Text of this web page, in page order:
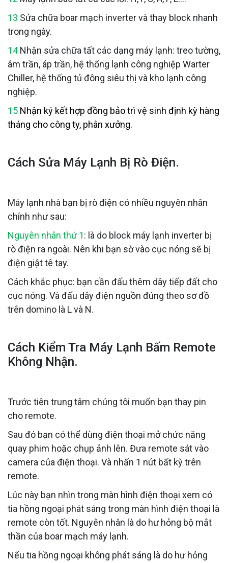
13 Sửa chữa boar mạch inverter và thay block nhanh
trong ngày.
14Nhận sửa chữa tất các dạng máy lạnh: treo tường,
âm trần, áp trần, hệ thống lạnh công nghiệp Warter
Chiller, hệ thống tủ đông siêu thị và kho lạnh công
nghiệp.
15 Nhận ký kết hợp đồng bảo trì vệ sinh định kỳ hàng
tháng cho công ty, phân xưởng.
Cách Sửa Máy Lạnh Bị Rò Điện.
Máy lạnh nhà bạn bị rò điện có nhiều nguyên nhân
chính như sau:
Nguyên nhân thứ 1: là do block máy lạnh inverter bị
rò điện ra ngoài. Nên khi bạn sờ vào cục nóng sẽ bị
điện giật tê tay.
Cách khắc phục: bạn cần đấu thêm dây tiếp đất cho
cục nóng. Và đấu dây điện nguồn đúng theo sơ đồ
trên domino là L và N.
Cách Kiểm Tra Máy Lạnh Bấm Remote
Không Nhận.
Trước tiên trung tâm chúng tôi muốn bạn thay pin
cho remote.
Sau đó bạn có thể dùng điện thoại mở chức năng
quay phim hoặc chụp ảnh lên. Đưa remote sát vào
camera của điện thoại. Và nhấn 1 nút bất kỳ trên
remote.
Lúc này bạn nhìn trong màn hình điện thoại xem có
tia hồng ngoại phát sáng trong màn hình điện thoại là
remote còn tốt. Nguyên nhân là do hư hỏng bộ mắt
thần của boar mạch máy lạnh.
Nếu tia hồng ngoại không phát sáng là do hư hỏng